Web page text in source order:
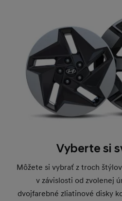
Vyberte si
Môžete si vybrať z troch
v závislosti od zvolenej
dvojfarebné zliatinové disky